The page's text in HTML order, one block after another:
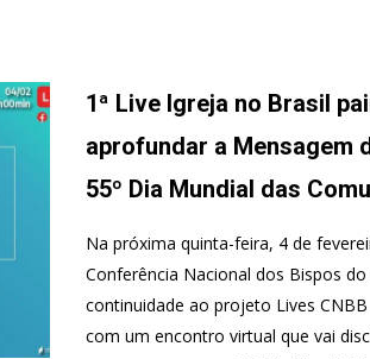
1ª Live Igreja no Brasil
aprofundar a Mensagem
55º Dia Mundial das
Na próxima quinta-feira, 4 de
Conferência Nacional dos Bispos
continuidade ao projeto Lives
com um encontro virtual que vai